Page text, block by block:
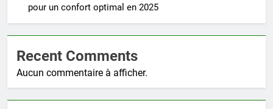
pour un confort optimal en 2025
Recent Comments
Aucun commentaire à afficher.